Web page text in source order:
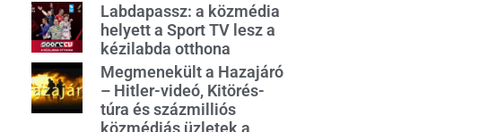
Labdapassz: a közmédia
helyett a Sport TV lesz a
kézilabda otthona
Megmenekült a Hazajáró
– Hitler-videó, Kitörés-
túra és százmilliós
közmédiás üzletek a